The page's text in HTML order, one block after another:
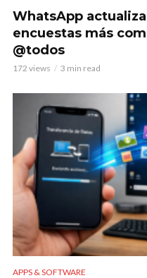
WhatsApp
encuestas más
@todos
172 views 3 min read
APPS & SOFTWARE